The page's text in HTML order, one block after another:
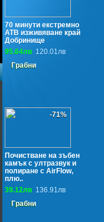
70 минути екстремно
АТВ изживяване край
Добринище
95.64лв 120.01лв
Грабни
-71%
Почистване на зъбен
камък с ултразвук и
полиране с AirFlow,
плю..
39.12лв 136.91лв
Грабни